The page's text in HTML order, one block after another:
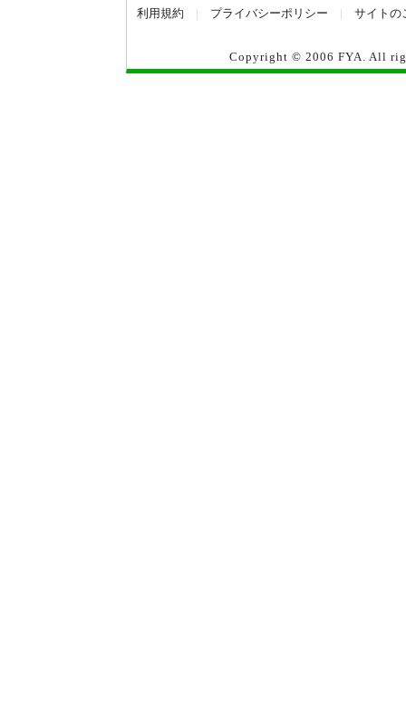
利用規約 プライバシーポリシー サイトの
Copyright © 2006 FYA. All